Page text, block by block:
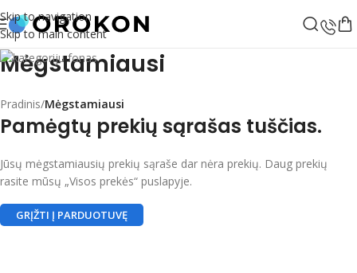
Skip to navigation
Skip to main content
Mėgstamiausi
Pradinis/Mėgstamiausi
Pamėgtų prekių sąrašas tuščias.
Jūsų mėgstamiausių prekių sąraše dar nėra prekių. Daug prekių
rasite mūsų „Visos prekės“ puslapyje.
GRĮŽTI Į PARDUOTUVĘ